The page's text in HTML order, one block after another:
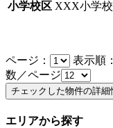
小学校区 XXX小学校
ページ： 表示順：
数／ページ
エリアから探す